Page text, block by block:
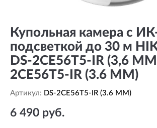
Купольная камера с
подсветкой до 30 м
DS-2CE56T5-IR (3,6
2CE56T5-IR (3.6 MM)
Артикул: DS-2CE56T5-IR (3.6 MM)
6 490 руб.